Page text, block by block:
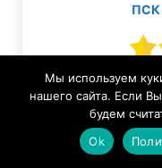
ПСК
Мы используем
нашего сайта. Если
будем
Ok